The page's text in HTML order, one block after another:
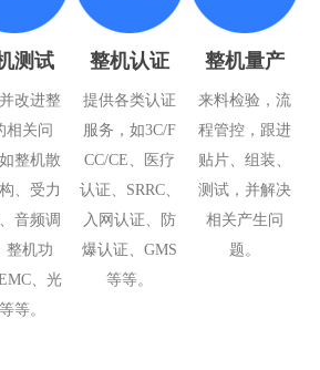
测试 整机认证 整机量产
改进整
相关问
整机散
、受力
音频调
整机功
、光
等。
提供各类认证
服务，如3C/F
CC/CE、医疗
认证、SRRC、
入网认证、防
爆认证、GMS
等等。
来料检验，流
程管控，跟进
贴片、组装、
测试，并解决
相关产生问
题。